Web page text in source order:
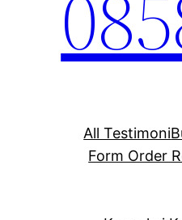
All Testimoni
Form Order